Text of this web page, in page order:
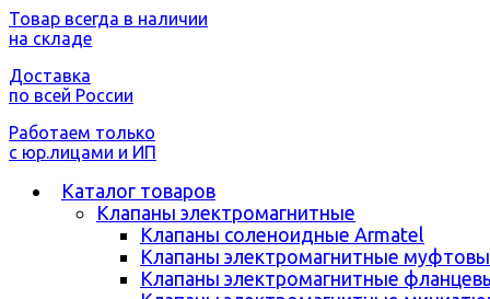
Товар всегда в наличии
на складе
Доставка
по всей России
Работаем только
с юр.лицами и ИП
Каталог товаров
Клапаны электромагнитные
Клапаны соленоидные Armatel
Клапаны электромагнитные
Клапаны электромагнитные